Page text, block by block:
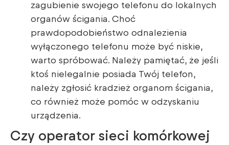
zagubienie swojego telefonu do lokalnych
organów ścigania. Choć
prawdopodobieństwo odnalezienia
wyłączonego telefonu może być niskie,
warto spróbować. Należy pamiętać, że jeśli
ktoś nielegalnie posiada Twój telefon,
należy zgłosić kradzież organom ścigania,
co również może pomóc w odzyskaniu
urządzenia.
Czy operator sieci komórkowej